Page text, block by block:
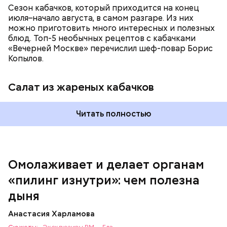
Сезон кабачков, который приходится на конец
июля–начало августа, в самом разгаре. Из них
можно приготовить много интересных и полезных
блюд. Топ-5 необычных рецептов с кабачками
«Вечерней Москве» перечислил шеф-повар Борис
Копылов.
Салат из жареных кабачков
Читать полностью
Омолаживает и делает органам
«пилинг изнутри»: чем полезна
дыня
Анастасия Харламова
кремний — укрепляет кости, зубы, волосы и
ногти и оказывает омолаживающее действие;
клетчатка — достаточно нежная и забирает
излишки холестерина, сахара и соли тяжелых
фолиевая кислота (в большом количестве) —
она необходима беременным женщинам,
чтобы формировалась нервная трубка у
— В момент стресса он держит сосуды под
Вред дыни
А врач-эндокринолог Алексей Калинчев рассказал,
что существует множество блюд, где используют